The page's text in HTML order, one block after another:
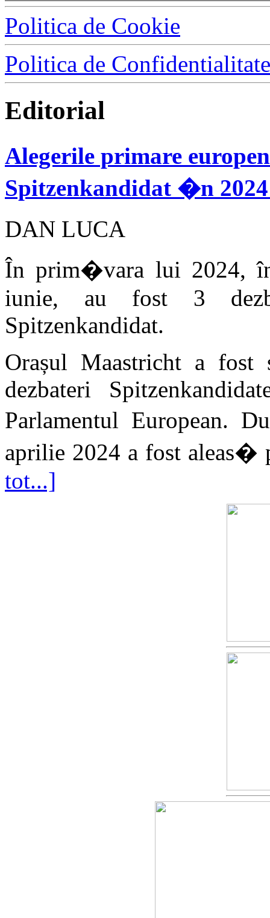
Politica de Cookie
Politica de Confidentialitate
Editorial
Alegerile primare
Spitzenkandidat �n
DAN LUCA
În prim�vara lui 2024,
iunie, au fost 3
Spitzenkandidat.
Orașul Maastricht a fost
dezbateri
Parlamentul European.
aprilie 2024 a fost aleas�
tot...]